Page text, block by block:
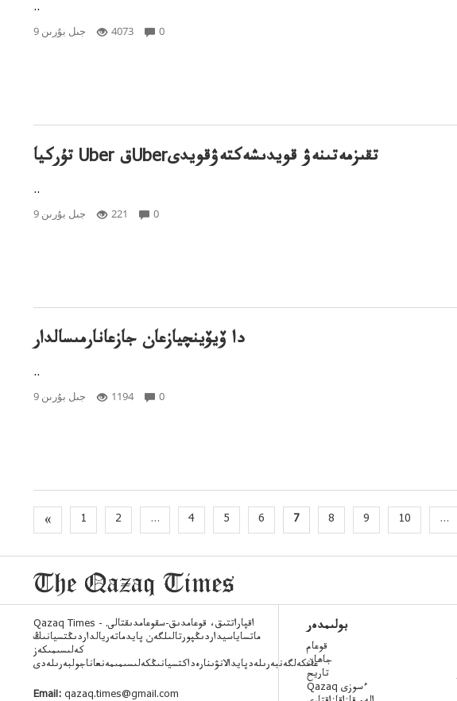
..
9 جىل بۇرىن 4073 0
تۇركيا Uber قUberتقىزمەتىنەۋ قويدىشەكتەۋقويدى
..
9 جىل بۇرىن 221 0
دا ۆيۆينچيازعان جازعانارمىسالدار
..
9 جىل بۇرىن 1194 0
« 1 2 ... 4 5 6 7 8 9 10 ...
Qazaq Times - اقپاراتتىق، قوعامدىق-سقوعامدىقتالى.
ماتساياسيداردىڭپورتالىلگەن پايدماتەريالداردىڭتسيانىڭ
كەلىسىمىكەز
عانكەلگەنبەرىلەدپايدالانۋىنارەداكتسيانىڭكەلىسىمىمەنعاناجولبەرىلەدى
Email: qazaq.times@gmail.com
بولىمدەر
قوعام
جاھان
تاريح
Qazaq ءسوزى